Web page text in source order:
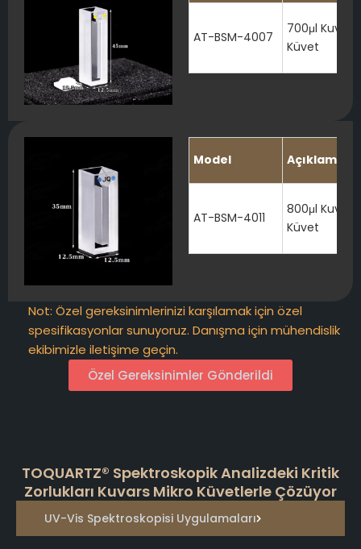
AT-BSM-4007
700μl Kuvars
Küvet
Model Açıklama
AT-BSM-4011
800μl Kuvars
Küvet
Not: Özel gereksinimlerinizi karşılamak için özel
spesifikasyonlar sunuyoruz. Danışma için mühendislik
ekibimizle iletişime geçin.
Özel Gereksinimler Gönderildi
TOQUARTZ® Spektroskopik Analizdeki Kritik
Zorlukları Kuvars Mikro Küvetlerle Çözüyor
UV-Vis Spektroskopisi Uygulamaları